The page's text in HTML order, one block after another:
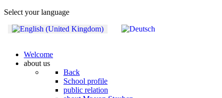
Select your language
Welcome
about us
Back
School profile
public relation